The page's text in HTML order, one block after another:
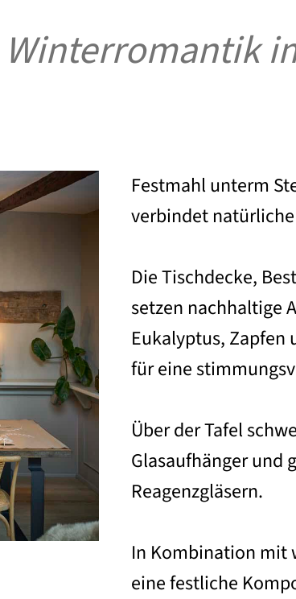
Festmahl unterm
verbindet
Die Tischdecke,
setzen nachhaltige
Eukalyptus, Zapfen
für eine
Über der Tafel
Glasaufhänger und
Reagenzgläsern.
In Kombination mit
eine festliche